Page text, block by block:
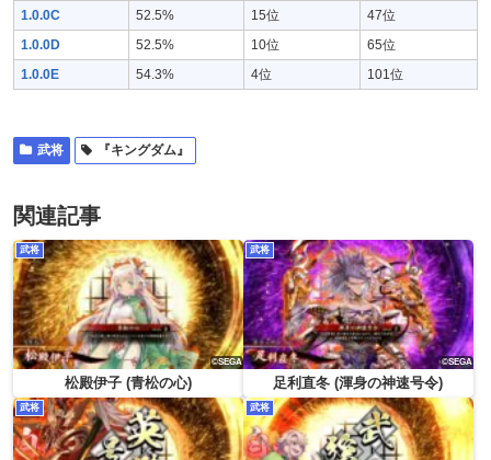
1.0.0C
52.5% 15位 47位
1.0.0D 52.5% 10位 65位
1.0.0E 54.3% 4位 101位
武将 『キングダム』
関連記事
武将
松殿伊子 (青松の心)
武将
足利直冬 (渾身の神速号令)
武将 武将